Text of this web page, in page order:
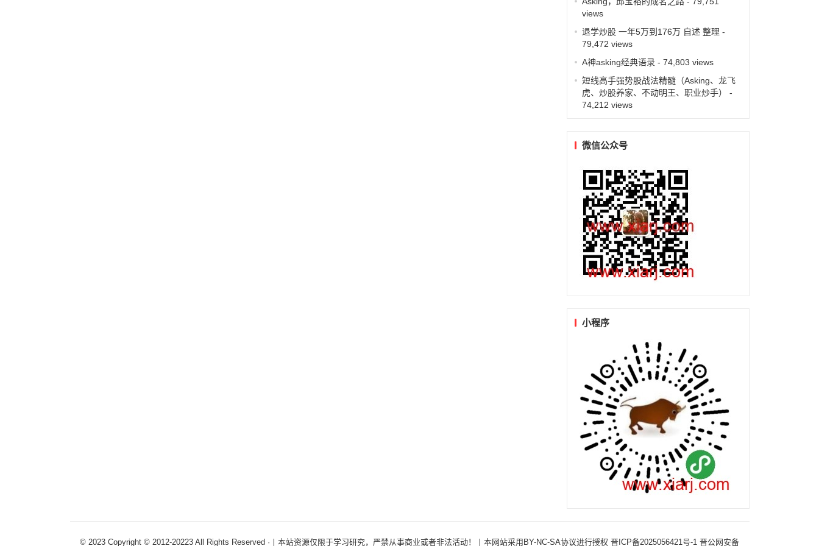
views
退学炒股 一年5万到176万 自述 整理 -
79,472 views
A神asking经典语录- 74,803 views
短线高手强势股战法精髓（Asking、龙飞
虎、炒股养家、不动明王、职业炒手）
-
74,212 views
微信公众号
小程序
© 2023 Copyright © 2012-20223 All Rights Reserved ·丨本站资源仅限于学习研究，严禁从事商业或者非法活动！丨本网站采用BY-NC-SA协议进行授权 晋ICP备2025056421号-1 晋公网安备